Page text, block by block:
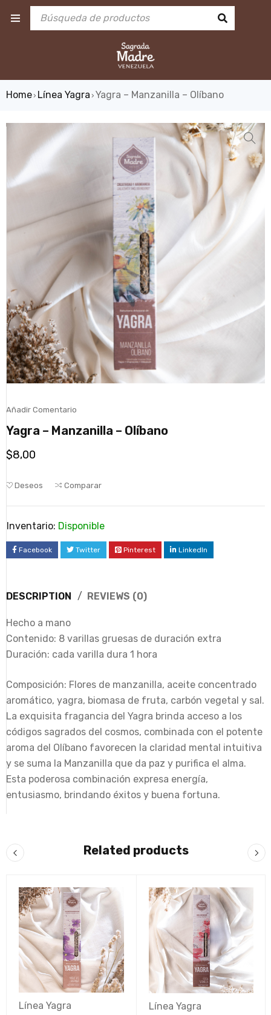
Home› Línea Yagra › Yagra – Manzanilla – Olíbano
Añadir Comentario
Yagra – Manzanilla – Olíbano
$8,00
Deseos Comparar
Inventario: Disponible
Facebook Twitter Pinterest LinkedIn
DESCRIPTION REVIEWS (0)
Hecho a mano
Contenido: 8 varillas gruesas de duración extra
Duración: cada varilla dura 1 hora
Composición: Flores de manzanilla, aceite concentrado
aromático, yagra, biomasa de fruta, carbón vegetal y sal.
La exquisita fragancia del Yagra brinda acceso a los
códigos sagrados del cosmos, combinada con el potente
aroma del Olíbano favorecen la claridad mental intuitiva
y se suma la Manzanilla que da paz y purifica el alma.
Esta poderosa combinación expresa energía,
entusiasmo, brindando éxitos y buena fortuna.
Related products
Línea Yagra
Línea Yagra